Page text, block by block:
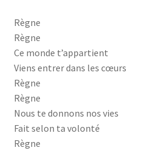
Règne
Règne
Ce monde t’appartient
Viens entrer dans les cœurs
Règne
Règne
Nous te donnons nos vies
Fait selon ta volonté
Règne